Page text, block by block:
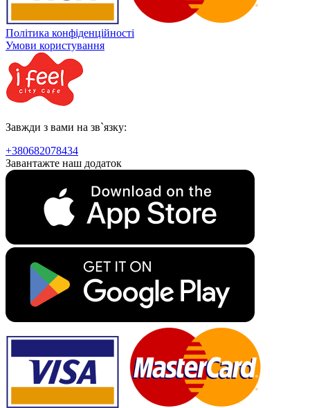
Політика конфіденційності
Умови користування
Завжди з вами на зв`язку:
+380682078434
Завантажте наш додаток